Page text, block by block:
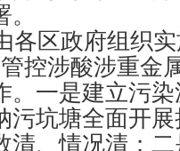
区政府组织
控涉酸涉重金
。一是建立污
污坑塘全面开
清、情况清；